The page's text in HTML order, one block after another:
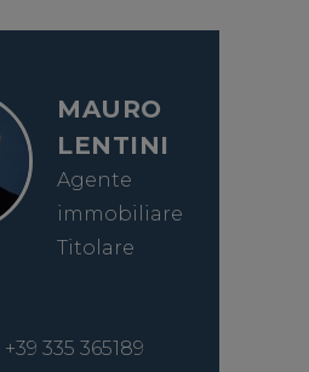
MAURO
LENTINI
Agente
immobiliare
Titolare
+39 335 365189